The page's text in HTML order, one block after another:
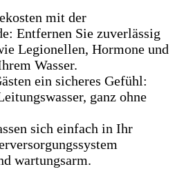
mit der
Entfernen Sie zuverlässig
Legionellen, Hormone und
Wasser.
ein sicheres Gefühl:
ganz ohne
sich einfach in Ihr
wartungsarm.